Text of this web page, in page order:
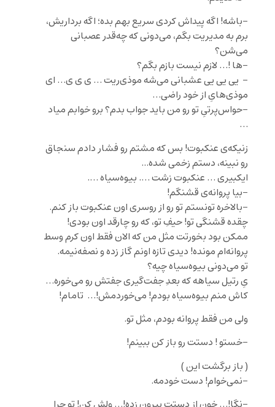
-باشه! اگه پیداش کردی سریع بهم بده؛ اگه برداریش،
برم به مدیریت بگم، می‌دونی که چه‌قدر عصبانی
می‌شن؟
-ها !… لازم نیست بازم بگم؟
– یی یی یی عشبانی می‌شه موذی‌ریت … ی ی ی… ای
موذی‌هایِ از خود راضی…
-حواس‌پرتیِ تو رو من باید جواب بدم؟ برو خوابم میاد
…
زنیکه‌ی عنکبوت! بس که مشتم رو فشار دادم سنجاق
رو نبینه، دستم زخمی شده..‌.
ایکبیری … عنکبوت زشت …. بیوه‌سیاه ….
-بیا پروانه‌ی قشنگم!
-بالاخره تونستم تو رو از روسری اون عنکبوت باز کنم.
چقده قشنگی تو! حیفِ تو، که رو چارقد اون بودی!
ممکن بود بخورتت مثل من که الان فقط اون کرم وسط
پروانه‌ام مونده! دیدی تازه اونم گاز زده و نصفه‌نیمه.
تو می‌دونی بیوه‌سیاه چیه؟
یِ رتیل سیاهه که بعدِ جفت‌گیری جفتش رو می‌خوره…
کاش منم بیوه‌سیاه بودم! می‌خوردمش!… تامام!
ولی من فقط پروانه بودم، مثل تو.
-خستو ! دستت رو باز کن ببینم!
( باز برگشت این )
-نمی‌خوام‌! دست خودمه.